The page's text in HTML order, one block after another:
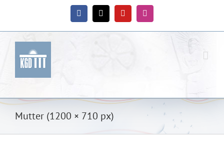
Facebook
X YouTubeInstagram
Mutter (1200 × 710 px)